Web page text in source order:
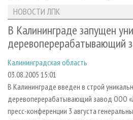
ЛЕСОЗАГОТОВКА
ЛЕСОПИЛЕНИЕ
СУШКА ДРЕВЕСИНЫ
ПРОИЗВОДСТВО ДРЕВЕСНЫХ
ДЕРЕВЯННОЕ ДОМОСТРОЕНИЕ
НОВОСТИ ЛПК
НОВОСТИ ЖУРНАЛА
ПРОЕКТЫ ЛПИ
АНАЛИТИКА
ПРЕДПРИЯТИЯ ЛПК
ПЕРСОНЫ
МОБИЛЬНЫЕ ВЫСТАВКИ
ОФИЦИАЛЬНЫЕ ДЕЛЕГАЦИИ
АРХИВ
АРХИВ ЖУРНАЛОВ
О ЖУРНАЛЕ
КОНТАКТЫ
РЕКЛАМОДАТЕЛЯМ
РЕКЛАМА
РЕКЛАМА НА САЙТЕ
НОВОСТИ ЛПК
В Калининграде запущен
деревоперерабатывающий
Калининградская область
03.08.2005 15:01
В Калининграде введен в строй
деревоперерабатывающий завод ООО
пресс-конференции 3 августа